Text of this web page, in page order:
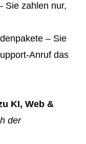
Sie zahlen nur,
– Sie
Anruf das
KI, Web &
der